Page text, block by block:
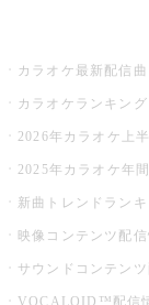
カラオケ最新配信曲
カラオケランキング
2026年カラオケ上
2025年カラオケ年
新曲トレンドラン
映像コンテンツ配
サウンドコンテン
VOCALOID™配信